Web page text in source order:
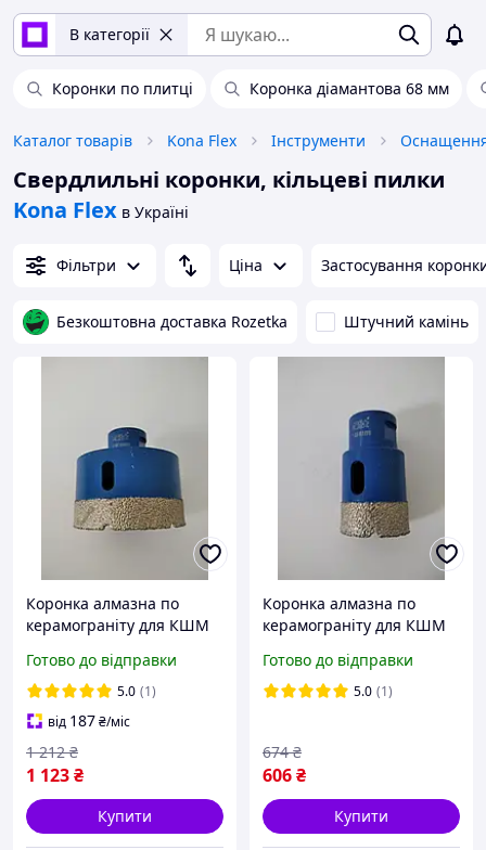
В категорії
Коронки по плитці Коронка діамантова 68 мм
Каталог товарів Kona Flex Інструменти Оснащення
Свердлильні коронки, кільцеві пилки
Kona Flex в Україні
Фільтри Ціна Застосування
Безкоштовна доставка Rozetka Штучний камінь
Коронка алмазна по
керамограніту для КШМ
Готово до відправки
5.0 (1)
від 187₴/міс
1 123₴
1 212 ₴
Купити
Коронка алмазна по
керамограніту для КШМ
Готово до відправки
5.0 (1)
606₴
674 ₴
Купити